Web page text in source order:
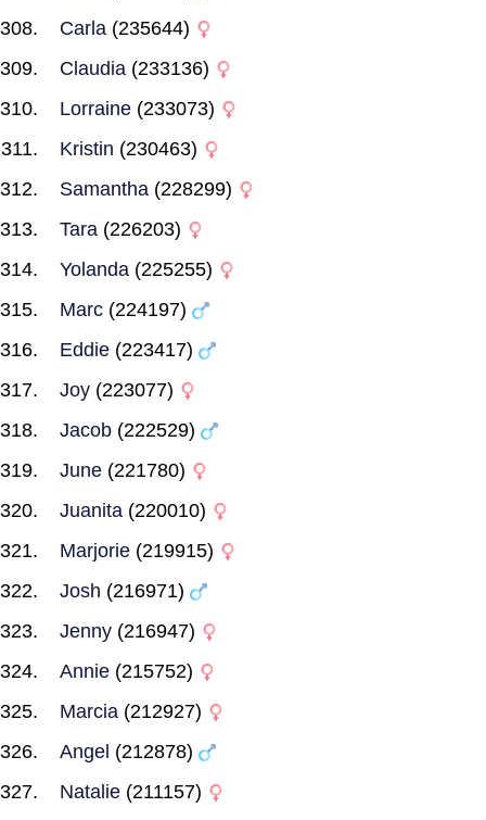
Carla (235644)
Claudia (233136)
Lorraine (233073)
Kristin (230463)
Samantha (228299)
Tara (226203)
Yolanda (225255)
Marc (224197)
Eddie (223417)
Joy (223077)
Jacob (222529)
June (221780)
Juanita (220010)
Marjorie (219915)
Josh (216971)
Jenny (216947)
Annie (215752)
Marcia (212927)
Angel (212878)
Natalie (211157)